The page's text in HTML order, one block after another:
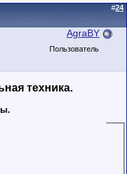
#24
AgraBY
Пользователь
техника.